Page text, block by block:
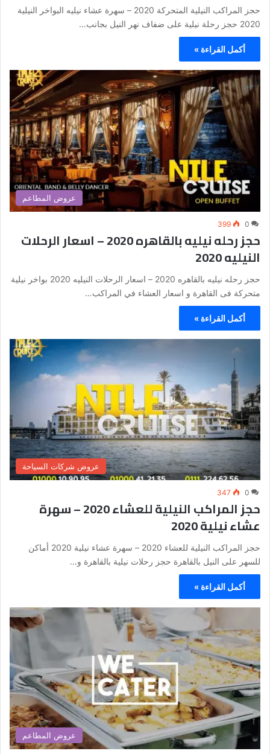
حجز المراكب النيلية المتحركة 2020 – سهرة عشاء نيليه البواخر النيلية
2020 حجز رحلة نيلية على ضفاف نهر النيل بجانب…
أكمل القراءة »
عروض المطاعم
0
399
حجز رحله نيليه بالقاهره 2020 – اسعار الرحلات
النيليه 2020
حجز رحله نيليه بالقاهره 2020 – اسعار الرحلات النيليه 2020 بواخر نيلية
متحركة فى القاهرة و اسعار العشاء في المراكب…
أكمل القراءة »
عروض شركات السياحة
0
347
حجز المراكب النيلية للعشاء 2020 – سهرة
عشاء نيلية 2020
حجز المراكب النيلية للعشاء 2020 – سهرة عشاء نيلية 2020 أماكن
للسهر على النيل بالقاهرة حجز رحلات نيلية بالقاهرة و…
أكمل القراءة »
عروض المطاعم